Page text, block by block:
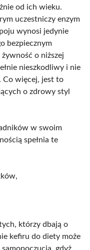
od ich wieku.
uczestniczy enzym
wynosi jedynie
bezpiecznym
o niższej
nieszkodliwy i nie
Co więcej, jest to
o zdrowy styl
w swoim
spełnia te
którzy dbają o
kefiru do diety może